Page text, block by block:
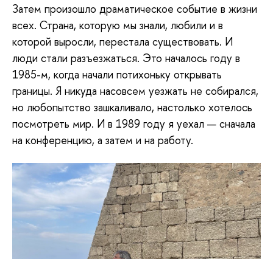
Затем произошло драматическое событие в жизни
всех. Страна, которую мы знали, любили и в
которой выросли, перестала существовать. И
люди стали разъезжаться. Это началось году в
1985-м, когда начали потихоньку открывать
границы. Я никуда насовсем уезжать не собирался,
но любопытство зашкаливало, настолько хотелось
посмотреть мир. И в 1989 году я уехал — сначала
на конференцию, а затем и на работу.